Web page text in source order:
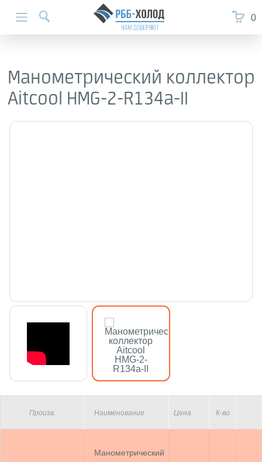
0
Манометрический коллектор
Aitcool HMG-2-R134a-II
Произв. Наименование Цена К-во
Манометрический